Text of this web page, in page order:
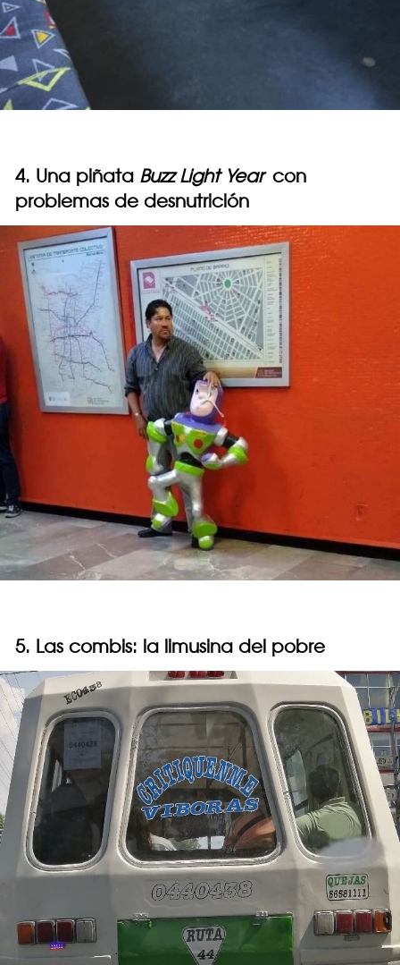
4. Una piñata Buzz Light Year con
problemas de desnutrición
5. Las combis: la limusina del pobre